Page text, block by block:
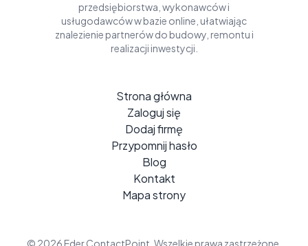
przedsiębiorstwa, wykonawców i
usługodawców w bazie online, ułatwiając
znalezienie partnerów do budowy, remontu i
realizacji inwestycji.
Strona główna
Zaloguj się
Dodaj firmę
Przypomnij hasło
Blog
Kontakt
Mapa strony
© 2026 Eder ContactPoint. Wszelkie prawa zastrzeżone.